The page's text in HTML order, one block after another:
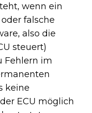
wenn ein
falsche
also die
steuert)
Fehlern im
keine
ECU möglich